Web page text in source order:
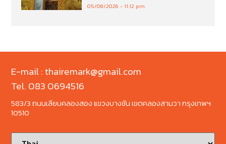
05/08/2026 11:12 pm
E-mail : thairemark@gmail.com
Tel. 083 0694516
583/3 ถนนเลียบคลองสอง แขวงบางชัน เขตคลองสามวา กรุงเทพฯ
10510